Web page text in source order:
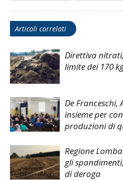
Articoli correlati
Direttiva
limite dei 170
De Franceschi,
insieme per
produzioni di
Regione
gli
di deroga